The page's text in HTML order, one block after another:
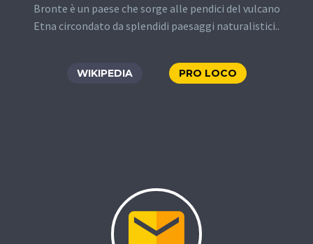
Bronte è un paese che sorge alle pendici del vulcano
Etna circondato da splendidi paesaggi naturalistici..
WIKIPEDIA PRO LOCO